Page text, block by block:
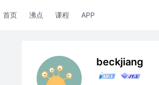
首页 沸点 课程 APP
beckjiang